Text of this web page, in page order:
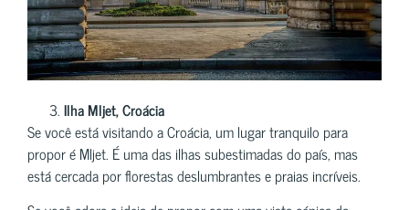
Ilha Mljet, Croácia
Se você está visitando a Croácia, um lugar tranquilo para
propor é Mljet. É uma das ilhas subestimadas do país, mas
está cercada por florestas deslumbrantes e praias incríveis.